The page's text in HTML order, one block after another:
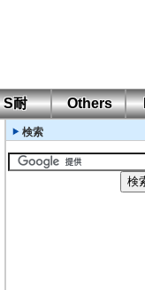
S耐 Others
検索